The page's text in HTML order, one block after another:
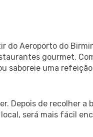
do Aeroporto do
gourmet.
saboreie uma
Depois de recolher
será mais fácil